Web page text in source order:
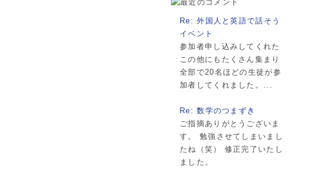
Re: 外国人と英語で話そう
イベント
参加者申し込みしてくれた
この他にもたくさん集まり
全部で20名ほどの生徒が参
加者してくれました。...
Re: 数学のつまずき
ご指摘ありがとうございま
す。 勉強させてしまいまし
たね（笑） 修正完了いたし
ました。